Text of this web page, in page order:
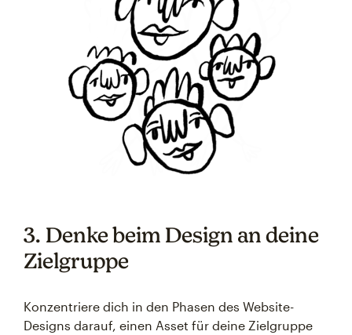
3. Denke beim Design an deine
Zielgruppe
Konzentriere dich in den Phasen des Website-
Designs darauf, einen Asset für deine Zielgruppe